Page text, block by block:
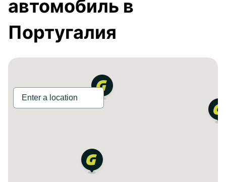
автомобиль в
Португалия